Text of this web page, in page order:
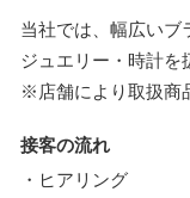
当社では、幅広いブ
ジュエリー・時計を
※店舗により取扱商
接客の流れ
・ヒアリング